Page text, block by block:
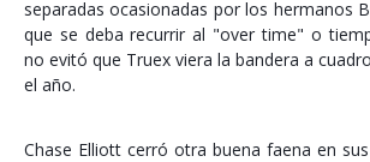
separadas ocasionadas por los hermanos
que se deba recurrir al "over time" o
no evitó que Truex viera la bandera a
el año.
Chase Elliott cerró otra buena faena en